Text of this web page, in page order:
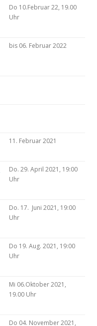
Do 10.Februar 22, 19.00
Uhr
bis 06. Februar 2022
11. Februar 2021
Do. 29. April 2021, 19:00
Uhr
Do. 17. Juni 2021, 19:00
Uhr
Do 19. Aug. 2021, 19:00
Uhr
Mi 06.Oktober 2021,
19.00 Uhr
Do 04. November 2021,